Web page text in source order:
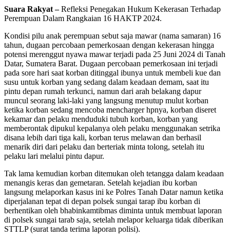
Suara Rakyat –Refleksi Penegakan Hukum Kekerasan Terhadap
Perempuan Dalam Rangkaian 16 HAKTP 2024.
Kondisi pilu anak perempuan sebut saja mawar (nama samaran) 16
tahun, dugaan percobaan pemerkosaan dengan kekerasan hingga
potensi merenggut nyawa mawar terjadi pada 25 Juni 2024 di Tanah
Datar, Sumatera Barat. Dugaan percobaan pemerkosaan ini terjadi
pada sore hari saat korban ditinggal ibunya untuk membeli kue dan
susu untuk korban yang sedang dalam keadaan demam, saat itu
pintu depan rumah terkunci, namun dari arah belakang dapur
muncul seorang laki-laki yang langsung menutup mulut korban
ketika korban sedang mencoba mencharger hpnya, korban diseret
kekamar dan pelaku menduduki tubuh korban, korban yang
memberontak dipukul kepalanya oleh pelaku menggunakan setrika
disana lebih dari tiga kali, korban terus melawan dan berhasil
menarik diri dari pelaku dan berteriak minta tolong, setelah itu
pelaku lari melalui pintu dapur.
Tak lama kemudian korban ditemukan oleh tetangga dalam keadaan
menangis keras dan gemetaran. Setelah kejadian ibu korban
langsung melaporkan kasus ini ke Polres Tanah Datar namun ketika
diperjalanan tepat di depan polsek sungai tarap ibu korban di
berhentikan oleh bhabinkamtibmas diminta untuk membuat laporan
di polsek sungai tarab saja, setelah melapor keluarga tidak diberikan
STTLP (surat tanda terima laporan polisi).